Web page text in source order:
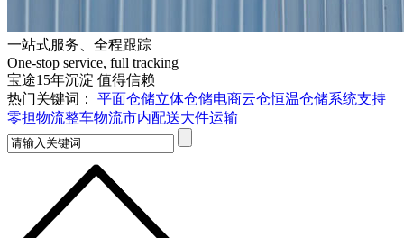
一站式服务、全程跟踪
One-stop service, full tracking
宝途15年沉淀 值得信赖
热门关键词： 平面仓储立体仓储电商云仓恒温仓储系统支持
零担物流整车物流市内配送大件运输